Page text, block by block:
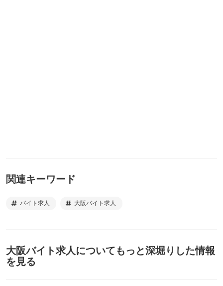
関連キーワード
バイト求人 大阪バイト求人
大阪バイト求人 についてもっと深堀りした情報
を見る